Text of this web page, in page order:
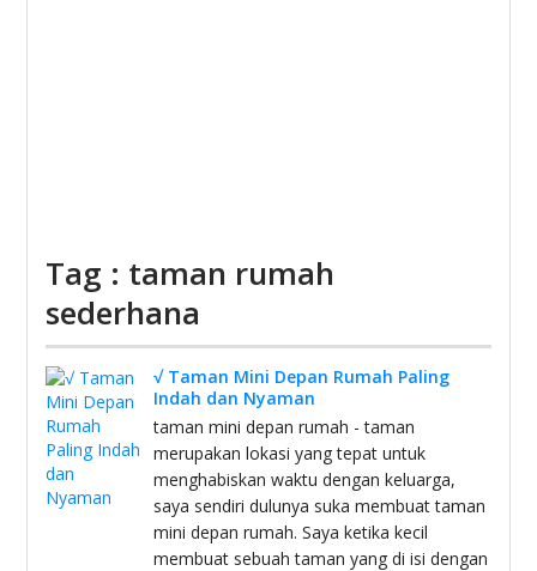
Tag : taman rumah
sederhana
√ Taman Mini Depan Rumah Paling
Indah dan Nyaman
taman mini depan rumah - taman
merupakan lokasi yang tepat untuk
menghabiskan waktu dengan keluarga,
saya sendiri dulunya suka membuat taman
mini depan rumah. Saya ketika kecil
membuat sebuah taman yang di isi dengan